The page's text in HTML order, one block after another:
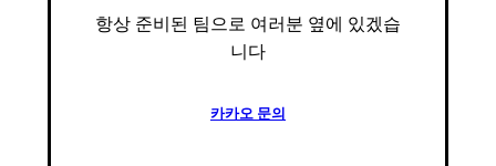
항상 준비된 팀으로 여러분 옆에 있겠습
니다
카카오 문의